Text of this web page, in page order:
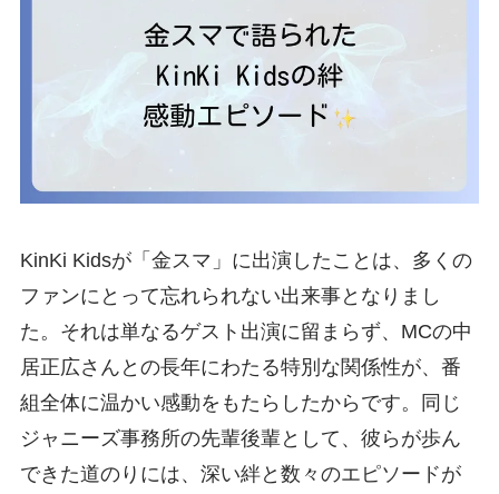
KinKi Kidsが「金スマ」に出演したことは、多くの
ファンにとって忘れられない出来事となりまし
た。それは単なるゲスト出演に留まらず、MCの中
居正広さんとの長年にわたる特別な関係性が、番
組全体に温かい感動をもたらしたからです。同じ
ジャニーズ事務所の先輩後輩として、彼らが歩ん
できた道のりには、深い絆と数々のエピソードが